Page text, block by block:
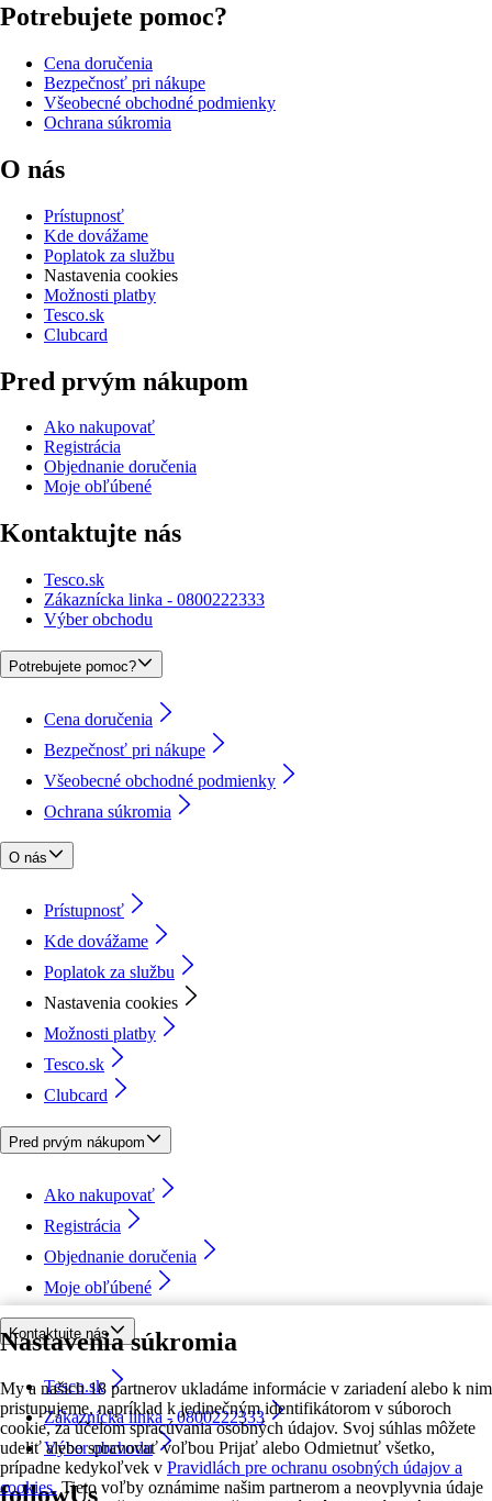
Nastavenia súkromia
My a našich 18 partnerov ukladáme informácie v zariadení alebo k nim
pristupujeme, napríklad k jedinečným identifikátorom v súboroch
cookie, za účelom spracúvania osobných údajov. Svoj súhlas môžete
udeliť alebo spravovať voľbou Prijať alebo Odmietnuť všetko,
prípadne kedykoľvek v Pravidlách pre ochranu osobných údajov a
cookies. Tieto voľby oznámime našim partnerom a neovplyvnia údaje
Potrebujete pomoc?
Cena doručenia
Bezpečnosť pri nákupe
Všeobecné obchodné podmienky
Ochrana súkromia
O nás
Prístupnosť
Kde dovážame
Poplatok za službu
Nastavenia cookies
Možnosti platby
Tesco.sk
Clubcard
Pred prvým nákupom
Ako nakupovať
Registrácia
Objednanie doručenia
Moje obľúbené
Kontaktujte nás
Tesco.sk
Zákaznícka linka - 0800222333
Výber obchodu
Potrebujete pomoc?
Cena doručenia
Bezpečnosť pri nákupe
Všeobecné obchodné podmienky
Ochrana súkromia
O nás
Prístupnosť
Kde dovážame
Poplatok za službu
Nastavenia cookies
Možnosti platby
Tesco.sk
Clubcard
Pred prvým nákupom
Ako nakupovať
Registrácia
Objednanie doručenia
Moje obľúbené
Kontaktujte nás
Tesco.sk
Zákaznícka linka - 0800222333
Výber obchodu
followUs